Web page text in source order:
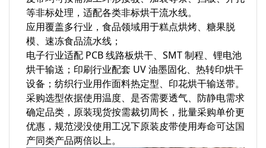
等非标处理，适配各类非标烘干流水线。
应用覆盖多行业，食品领域用于糕点烘烤、糖果脱
模、速冻食品流水线；
电子行业适配 PCB 线路板烘干、SMT 制程、锂电池
烘干输送；印刷行业配套 UV 油墨固化、热转印烘干
设备；纺织行业用作面料热定型、印花烘干输送带。
采购选型依据使用温度、是否需要透气、防静电需求
确定品类，原装现货按需裁切周长，批量采购单价更
优惠，规范浸没使用工况下原装皮带使用寿命可达国
产同类产品两倍以上。